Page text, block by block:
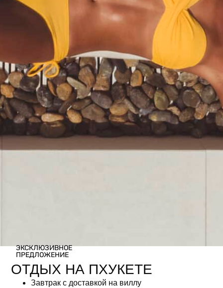
ЭКСКЛЮЗИВНОЕ
ПРЕДЛОЖЕНИЕ
ОТДЫХ НА ПХУКЕТЕ
Завтрак с доставкой на виллу